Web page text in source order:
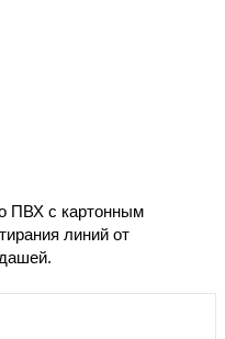
ПВХ с картонным
линий от